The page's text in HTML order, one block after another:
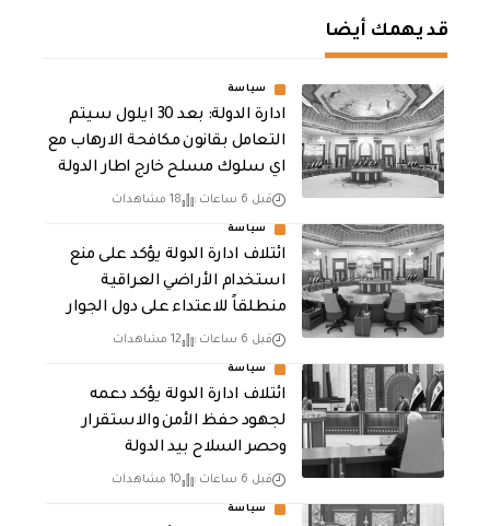
قد يهمك أيضا
سياسة
ادارة الدولة: بعد 30 ايلول سيتم
التعامل بقانون مكافحة الارهاب مع
اي سلوك مسلح خارج اطار الدولة
قبل 6 ساعات 18 مشاهدات
سياسة
ائتلاف ادارة الدولة يؤكد على منع
استخدام الأراضي العراقية
منطلقاً للاعتداء على دول الجوار
قبل 6 ساعات 12 مشاهدات
سياسة
ائتلاف ادارة الدولة يؤكد دعمه
لجهود حفظ الأمن والاستقرار
وحصر السلاح بيد الدولة
قبل 6 ساعات 10 مشاهدات
سياسة